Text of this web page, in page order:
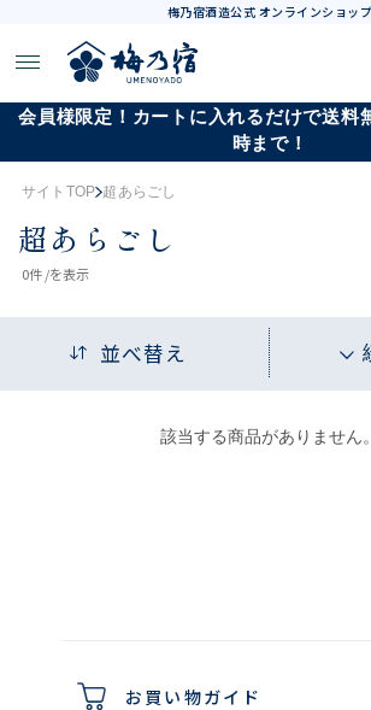
梅乃宿酒造公式 オンラインショップ
会員様限定！カートに入れるだけで送料
時まで！
サイトTOP 超あらごし
超あらごし
0件 /を表示
並べ替え
該当する商品がありません。
お買い物ガイド